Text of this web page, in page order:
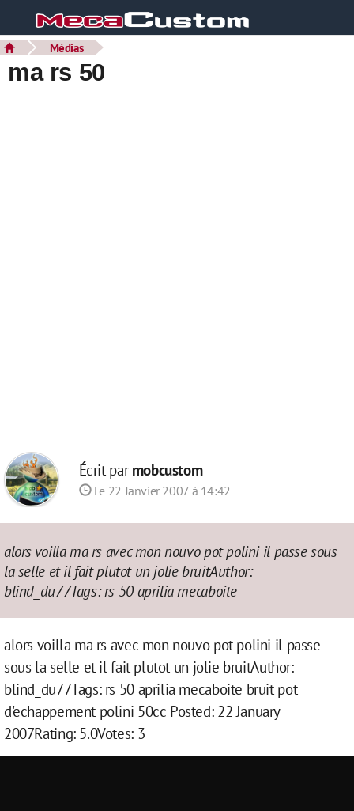
Médias
ma rs 50
Écrit parmobcustom
Le 22 Janvier 2007 à 14:42
alors voilla ma rs avec mon nouvo pot polini il passe sous
la selle et il fait plutot un jolie bruitAuthor:
blind_du77Tags: rs 50 aprilia mecaboite
alors voilla ma rs avec mon nouvo pot polini il passe
sous la selle et il fait plutot un jolie bruitAuthor:
blind_du77Tags: rs 50 aprilia mecaboite bruit pot
d'echappement polini 50cc Posted: 22 January
2007Rating: 5.0Votes: 3